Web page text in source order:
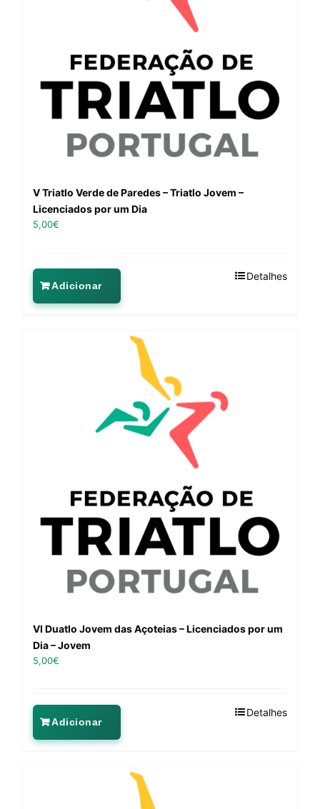
V Triatlo Verde de Paredes – Triatlo Jovem –
Licenciados por um Dia
5,00€
Adicionar
Detalhes
VI Duatlo Jovem das Açoteias – Licenciados por um
Dia – Jovem
5,00€
Adicionar
Detalhes